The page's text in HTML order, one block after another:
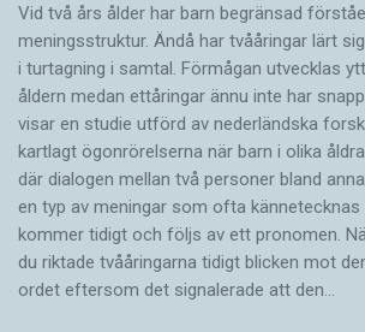
Vid två års ålder har barn begränsad
meningsstruktur. Ändå har tvååringar lärt
i turtagning i samtal. Förmågan utvecklas
åldern medan ettåringar ännu inte har
visar en studie utförd av nederländska
kartlagt ögonrörelserna när barn i olika
där dialogen mellan två personer bland
en typ av meningar som ofta
kommer tidigt och följs av ett pronomen.
du riktade tvååringarna tidigt blicken mot
ordet eftersom det ­signalerade att den…